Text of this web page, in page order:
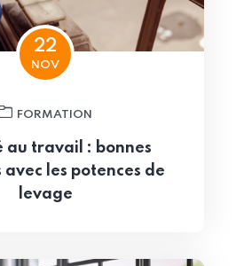
22
NOV
FORMATION
au travail : bonnes
les potences de
levage